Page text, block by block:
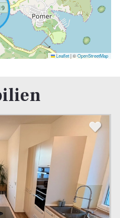
Leaflet|©OpenStreetMap